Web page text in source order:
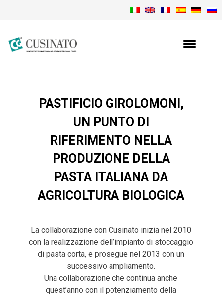
PASTIFICIO GIROLOMONI,
UN PUNTO DI
RIFERIMENTO NELLA
PRODUZIONE DELLA
PASTA ITALIANA DA
AGRICOLTURA BIOLOGICA
La collaborazione con Cusinato inizia nel 2010
con la realizzazione dell’impianto di stoccaggio
di pasta corta, e prosegue nel 2013 con un
successivo ampliamento.
Una collaborazione che continua anche
quest’anno con il potenziamento della